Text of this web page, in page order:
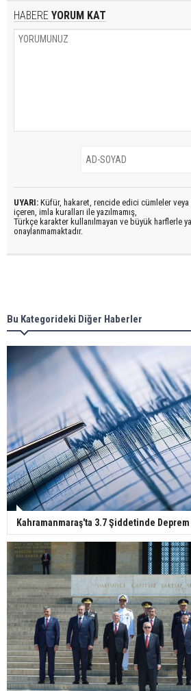
HABERE YORUM KAT
UYARI: Küfür, hakaret, rencide edici cümleler veya
içeren, imla kuralları ile yazılmamış,
Türkçe karakter kullanılmayan ve büyük harflerle
onaylanmamaktadır.
Bu Kategorideki Diğer Haberler
Kahramanmaraş'ta 3.7 Şiddetinde Deprem